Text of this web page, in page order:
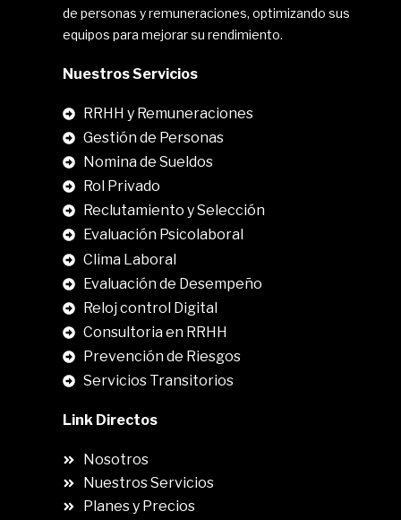
de personas y remuneraciones, optimizando sus
equipos para mejorar su rendimiento.
Nuestros Servicios
RRHH y Remuneraciones
Gestión de Personas
Nomina de Sueldos
Rol Privado
Reclutamiento y Selección
Evaluación Psicolaboral
Clima Laboral
Evaluación de Desempeño
Reloj control Digital
Consultoria en RRHH
Prevención de Riesgos
Servicios Transitorios
Link Directos
Nosotros
Nuestros Servicios
Planes y Precios